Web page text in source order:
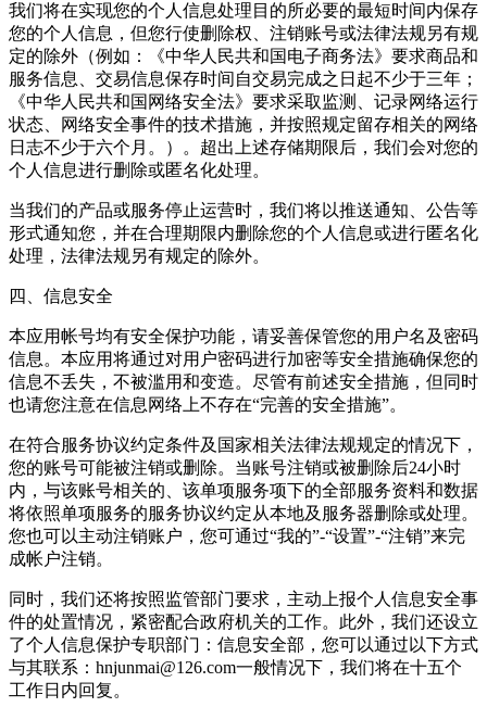
我们将在实现您的个人信息处理目的所必要的最短时间内保存
您的个人信息，但您行使删除权、注销账号或法律法规另有规
定的除外（例如：《中华人民共和国电子商务法》要求商品和
服务信息、交易信息保存时间自交易完成之日起不少于三年；
《中华人民共和国网络安全法》要求采取监测、记录网络运行
状态、网络安全事件的技术措施，并按照规定留存相关的网络
日志不少于六个月。）。超出上述存储期限后，我们会对您的
个人信息进行删除或匿名化处理。
当我们的产品或服务停止运营时，我们将以推送通知、公告等
形式通知您，并在合理期限内删除您的个人信息或进行匿名化
处理，法律法规另有规定的除外。
四、信息安全
本应用帐号均有安全保护功能，请妥善保管您的用户名及密码
信息。本应用将通过对用户密码进行加密等安全措施确保您的
信息不丢失，不被滥用和变造。尽管有前述安全措施，但同时
也请您注意在信息网络上不存在“完善的安全措施”。
在符合服务协议约定条件及国家相关法律法规规定的情况下，
您的账号可能被注销或删除。当账号注销或被删除后24小时
内，与该账号相关的、该单项服务项下的全部服务资料和数据
将依照单项服务的服务协议约定从本地及服务器删除或处理。
您也可以主动注销账户，您可通过“我的”-“设置”-“注销”来完
成帐户注销。
同时，我们还将按照监管部门要求，主动上报个人信息安全事
件的处置情况，紧密配合政府机关的工作。此外，我们还设立
了个人信息保护专职部门：信息安全部，您可以通过以下方式
与其联系：hnjunmai@126.com一般情况下，我们将在十五个
工作日内回复。